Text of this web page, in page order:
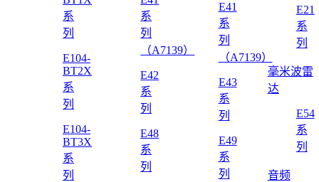
系
列
E104-
BT2X
系
列
E104-
BT3X
系
列
系
列
（A7139）
E42
系
列
E48
系
列
E41
系
列
（A7139）
E43
系
列
E49
系
列
E21
系
列
毫米波雷
达
E54
系
列
音频